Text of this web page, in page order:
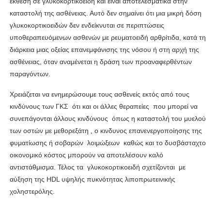
καταστολή της ασθένειας. Αυτό δεν σημαίνει ότι μια μικρή δόση
γλυκοκορτικοειδών δεν ενδείκνυται σε περιπτώσεις
υποθεραπευόμενων ασθενών με ρευματοειδή αρθρίτιδα, κατά τη
διάρκεια μιας οξείας επανεμφάνισης της νόσου ή στη αρχή της
ασθένειας, όταν αναμένεται η δράση των προαναφερθέντων
παραγόντων.
Χρειάζεται να ενημερώσουμε τους ασθενείς εκτός από τους
κινδύνους των ΓΚΣ ότι και οι άλλες θεραπείες που μπορεί να
συνεπάγονται άλλους κινδύνους όπως η καταστολή του μυελού
των οστών με μεθορεξάτη , ο κινδυνος επανενεργοποίησης της
φυματίωσης ή σοβαρών λοιμώξεων καθώς και το δυσβάσταχτο
οικονομικό κόστος μπορούν να αποτελέσουν καλό
αντιστάθμισμα. Τέλος τα γλυκοκορτικοειδή σχετίζονται με
αύξηση της HDL υψηλής πυκνότητας λιποπρωτεινικής
χοληστερόλης.